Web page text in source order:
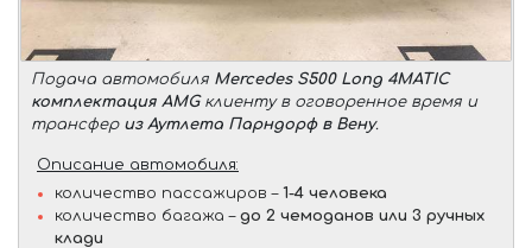
Подача автомобиля Mercedes S500 Long 4MATIC
комплектация AMGклиенту в оговоренное время и
трансфер из Аутлета Парндорф в Вену.
Описание автомобиля:
количество пассажиров – 1-4 человека
количество багажа – до 2 чемоданов или 3 ручных
клади